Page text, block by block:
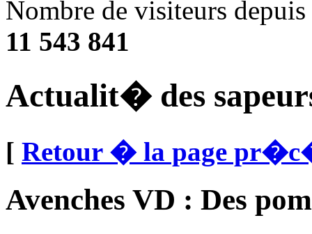
Nombre de visiteurs
11 543 841
Actualit� des
[ Retour � la page
Avenches VD : Des